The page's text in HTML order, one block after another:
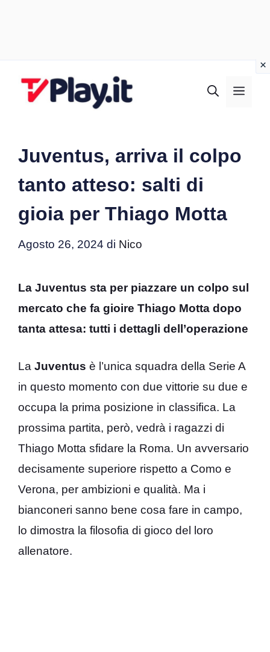
Juventus, arriva il colpo
tanto atteso: salti di
gioia per Thiago Motta
Agosto 26, 2024 di Nico
La Juventus sta per piazzare un colpo sul
mercato che fa gioire Thiago Motta dopo
tanta attesa: tutti i dettagli dell’operazione
La Juventus è l’unica squadra della Serie A
in questo momento con due vittorie su due e
occupa la prima posizione in classifica. La
prossima partita, però, vedrà i ragazzi di
Thiago Motta sfidare la Roma. Un avversario
decisamente superiore rispetto a Como e
Verona, per ambizioni e qualità. Ma i
bianconeri sanno bene cosa fare in campo,
lo dimostra la filosofia di gioco del loro
allenatore.